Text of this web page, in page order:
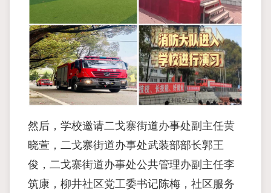
然后，学校邀请二戈寨街道办事处副主任黄
晓萱，二戈寨街道办事处武装部部长郭王
俊，二戈寨街道办事处公共管理办副主任李
筑康，柳井社区党工委书记陈梅，社区服务